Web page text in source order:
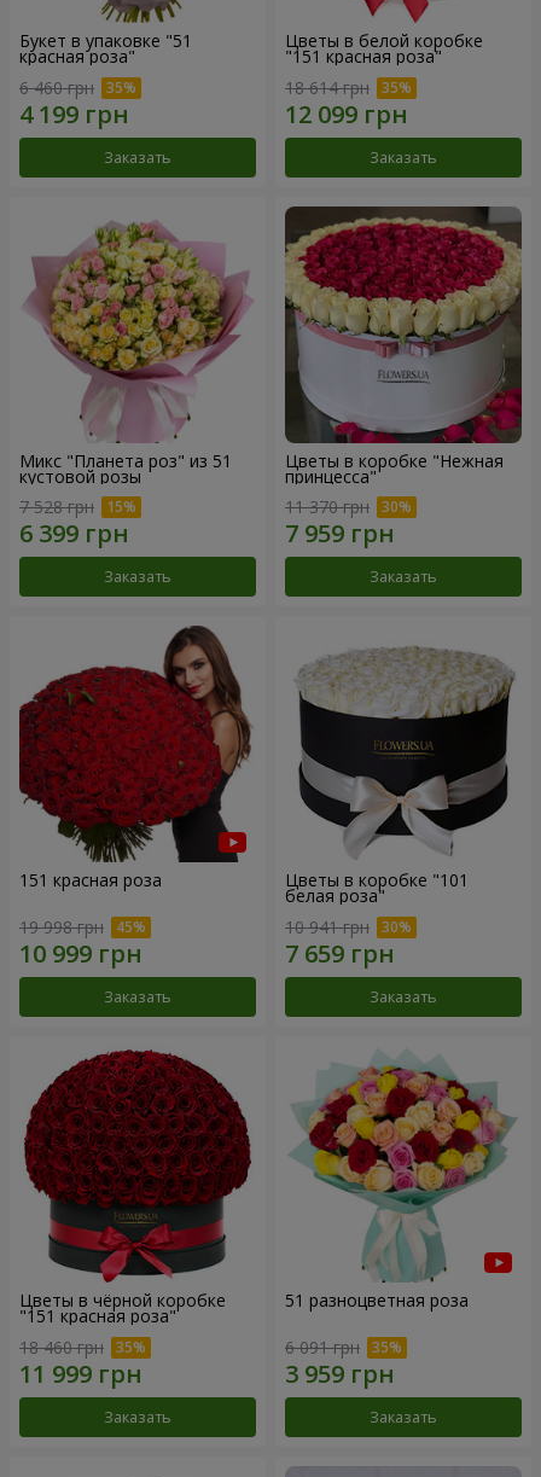
Букет в упаковке "51
красная роза"
6 460 грн
Заказать
Цветы в белой коробке
"151 красная роза"
18 614 грн
Заказать
Микс "Планета роз" из 51
кустовой розы
7 528 грн
Заказать
Цветы в коробке "Нежная
принцесса"
11 370 грн
Заказать
151 красная роза
19 998 грн
Заказать
Цветы в коробке "101
белая роза"
10 941 грн
Заказать
Цветы в чёрной коробке
"151 красная роза"
18 460 грн
Заказать
51 разноцветная роза
6 091 грн
Заказать